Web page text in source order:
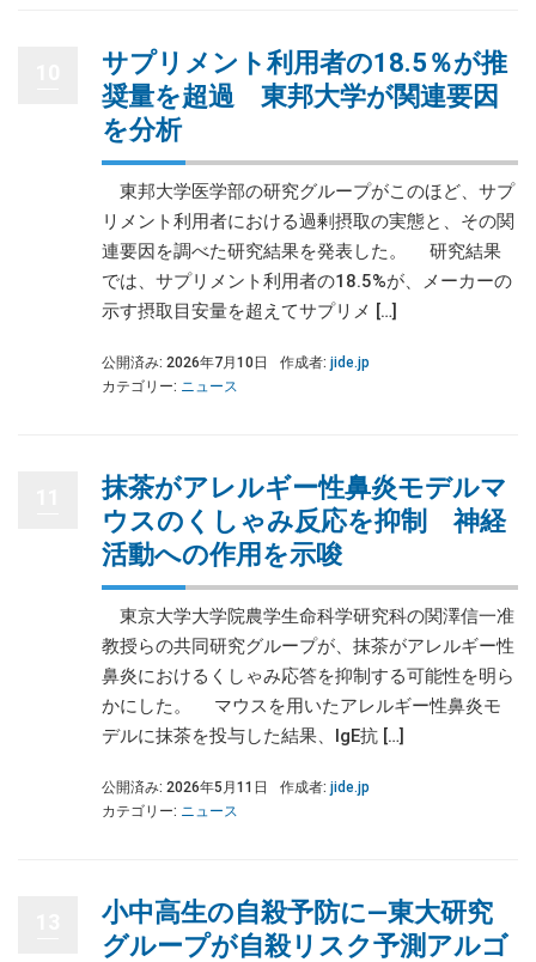
サプリメント利用者の18.5％が推
奨量を超過 東邦大学が関連要因
を分析
東邦大学医学部の研究グループがこのほど、サプ
リメント利用者における過剰摂取の実態と、その関
連要因を調べた研究結果を発表した。 研究結果
では、サプリメント利用者の18.5%が、メーカーの
示す摂取目安量を超えてサプリメ […]
公開済み: 2026年7月10日 作成者: jide.jp
カテゴリー: ニュース
抹茶がアレルギー性鼻炎モデルマ
ウスのくしゃみ反応を抑制 神経
活動への作用を示唆
東京大学大学院農学生命科学研究科の関澤信一准
教授らの共同研究グループが、抹茶がアレルギー性
鼻炎におけるくしゃみ応答を抑制する可能性を明ら
かにした。 マウスを用いたアレルギー性鼻炎モ
デルに抹茶を投与した結果、IgE抗 […]
公開済み: 2026年5月11日 作成者: jide.jp
カテゴリー: ニュース
小中高生の自殺予防に―東大研究
グループが自殺リスク予測アルゴ